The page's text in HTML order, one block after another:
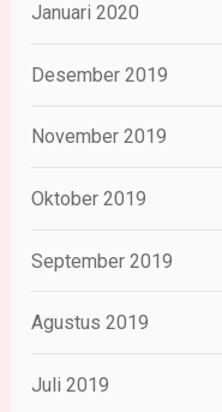
Januari 2020
Desember 2019
November 2019
Oktober 2019
September 2019
Agustus 2019
Juli 2019